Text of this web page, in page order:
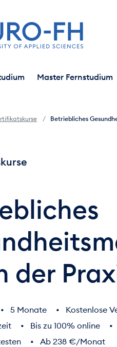
Master Fernstudium
Betriebliches
der
5 Monate
Kostenlose
Bis zu 100% online
Ab 238 €/Monat